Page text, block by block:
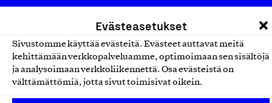
Evästeasetukset
Sivustomme käyttää evästeitä. Evästeet auttavat meitä
kehittämään verkkopalveluamme, optimoimaan sen sisältöjä
ja analysoimaan verkkoliikennettä. Osa evästeistä on
välttämättömiä, jotta sivut toimisivat oikein.
Design From Finland